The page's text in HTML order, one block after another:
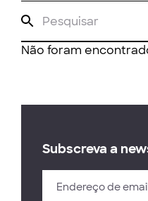
Não foram
Subscreva a